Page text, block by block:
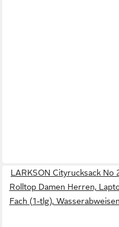
LARKSON Cityrucksack No
Rolltop Damen Herren,
Fach (1-tlg),